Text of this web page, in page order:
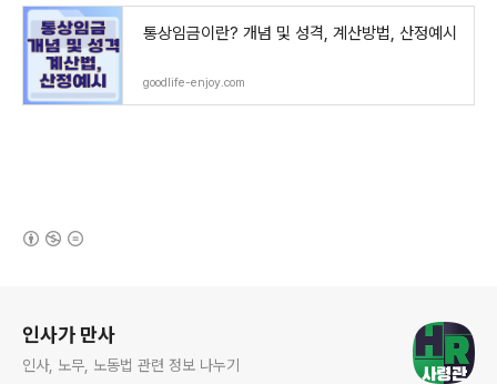
통상임금이란? 개념 및 성격, 계산방법, 산정예시
goodlife-enjoy.com
인사가 만사
인사, 노무, 노동법 관련 정보 나누기